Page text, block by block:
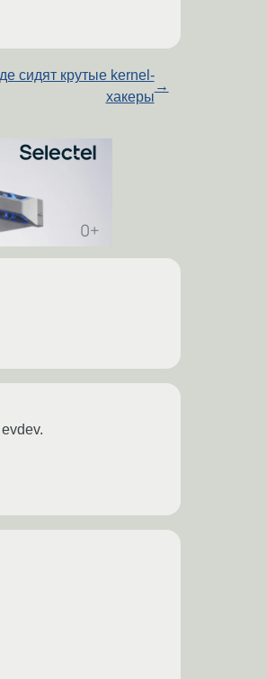
сидят крутые kernel-
хакеры
→